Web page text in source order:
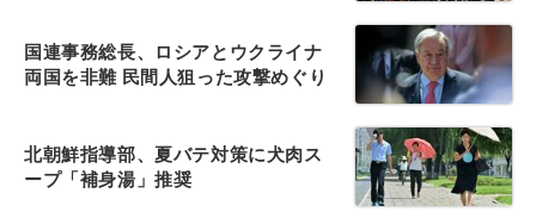
国連事務総長、ロシアとウクライナ
両国を非難 民間人狙った攻撃めぐり
北朝鮮指導部、夏バテ対策に犬肉ス
ープ「補身湯」推奨